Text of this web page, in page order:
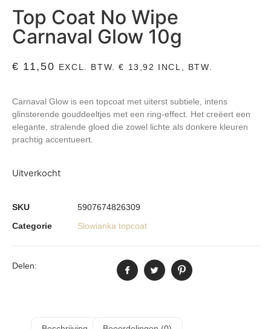
Top Coat No Wipe
Carnaval Glow 10g
€ 11,50 EXCL. BTW.€ 13,92 INCL, BTW.
Carnaval Glow is een topcoat met uiterst subtiele, intens
glinsterende gouddeeltjes met een ring-effect. Het creëert een
elegante, stralende gloed die zowel lichte als donkere kleuren
prachtig accentueert.
Uitverkocht
SKU
5907674826309
Categorie
Slowianka topcoat
Delen: